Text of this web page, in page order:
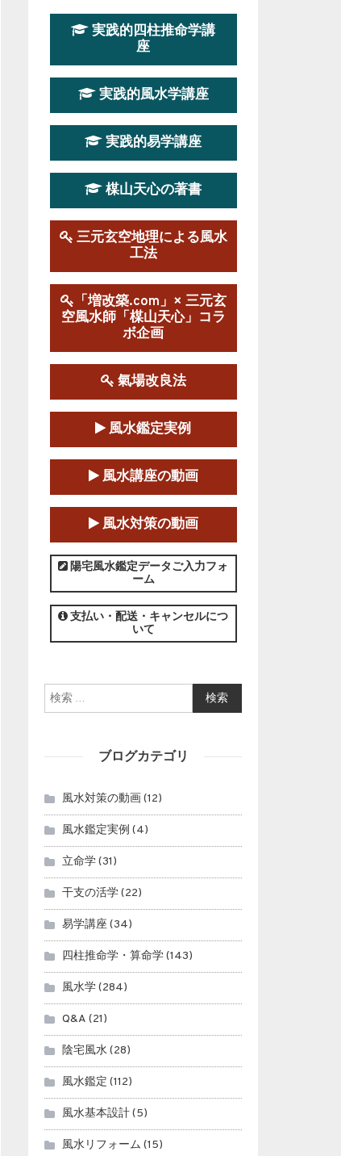
この講座の募集は終了しました。
学講座』
2026-08-22～2026-10-25
この講座はただ今募集中です。
第19期立命塾実践的四柱推
命学講座
2026-03-20～2026-07-19
第１９期立命塾実践的風水
学講座
2025-09-13～2026-03-01
この講座の募集は終了しました。
陰宅三元玄空風水講座
2025-06-07～2025-06-08
この講座の募集は終了しました。
第１８期立命塾『実践的易
学講座』
2025-06-21～2025-08-24
この講座の募集は終了しました。
第１８期立命塾「実践的四
柱立命学（四柱推命学）講座」
2025-01-11～2025-05-11
実践的四柱推命学講
座
実践的風水学講座
実践的易学講座
楳山天心の著書
三元玄空地理による風水
工法
「増改築.com」× 三元玄
空風水師「楳山天心」コラ
ボ企画
氣場改良法
風水鑑定実例
風水講座の動画
風水対策の動画
陽宅風水鑑定データご入力フォ
ーム
支払い・配送・キャンセルにつ
いて
検索:
ブログカテゴリ
風水対策の動画 (12)
風水鑑定実例 (4)
立命学(31)
干支の活学(22)
易学講座(34)
四柱推命学・算命学(143)
風水学(284)
Q&A (21)
陰宅風水(28)
風水鑑定 (112)
風水基本設計(5)
風水リフォーム (15)